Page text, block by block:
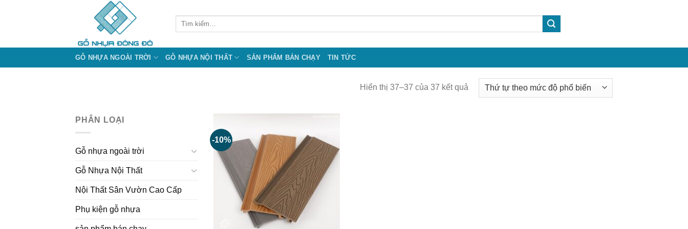
Tìm
GỖ NHỰA NGOÀI TRỜI GỖ NHỰA NỘI THẤT SẢN PHẨM BÁN CHẠY TIN TỨC
Hiển thị 37–37 của 37 kết quảĐược
sắp
PHÂN LOẠI
Gỗ nhựa ngoài trời
Gỗ Nhựa Nội Thất
Nội Thất Sân Vườn Cao Cấp
Phụ kiện gỗ nhựa
-10%